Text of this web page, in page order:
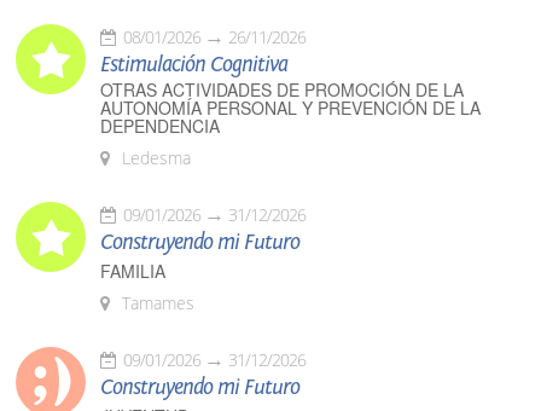
08/01/2026 26/11/2026
Estimulación Cognitiva
OTRAS ACTIVIDADES DE PROMOCIÓN DE LA
AUTONOMÍA PERSONAL Y PREVENCIÓN DE LA
DEPENDENCIA
Ledesma
09/01/2026 31/12/2026
Construyendo mi Futuro
FAMILIA
Tamames
09/01/2026 31/12/2026
Construyendo mi Futuro